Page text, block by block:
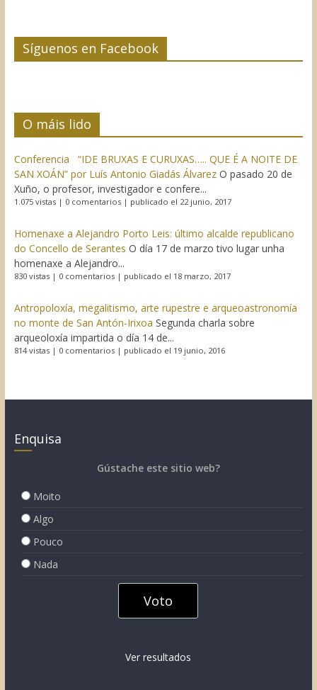
Síguenos en Facebook
O máis lido
Conferencia “IDE BRUXAS E CURUXAS….. QUE É A NOITE DE
SAN XOÁN” por Luís Antonio Giadás Álvarez O pasado 20 de
Xuño, o profesor, investigador e confere...
1.075 vistas| 0 comentarios| publicado el 22 junio, 2017
Homenaxe a Alejandro Porto Leis: último alcalde republicano
do Concello de Serantes O día 17 de marzo tivo lugar unha
homenaxe a Alejandro...
830 vistas| 0 comentarios| publicado el 18 marzo, 2017
Antropoloxía, megalitismo, arte rupestre e arqueoastronomía
no monte de San Antón-Irixoa Segunda charla sobre
arqueoloxía impartida o día 14 de...
814 vistas| 0 comentarios| publicado el 19 junio, 2016
Enquisa
Gústache este sitio web?
Moito
Algo
Pouco
Nada
Ver resultados